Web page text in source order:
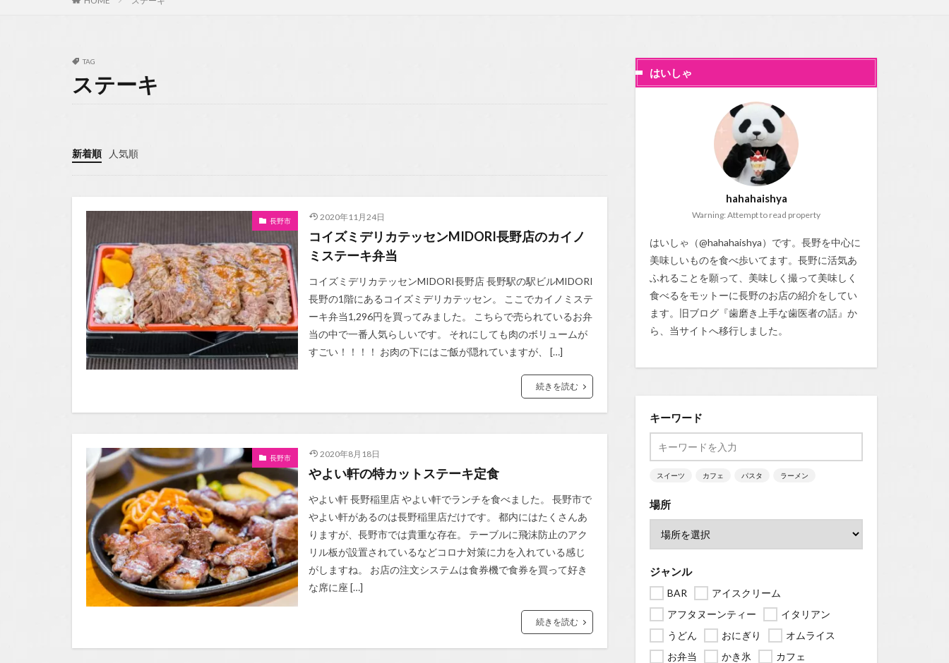
TAG
ステーキ
新着順 人気順
長野市 2020年11月24日
コイズミデリカテッセンMIDORI長野店のカイノ
ミステーキ弁当
コイズミデリカテッセンMIDORI長野店 長野駅の駅ビルMIDORI
長野の1階にあるコイズミデリカテッセン。 ここでカイノミステ
ーキ弁当1,296円を買ってみました。 こちらで売られているお弁
当の中で一番人気らしいです。 それにしても肉のボリュームが
すごい！！！！ お肉の下にはご飯が隠れていますが、 […]
続きを読む
長野市 2020年8月18日
やよい軒の特カットステーキ定食
やよい軒 長野稲里店 やよい軒でランチを食べました。 長野市で
やよい軒があるのは長野稲里店だけです。 都内にはたくさんあ
りますが、長野市では貴重な存在。 テーブルに飛沫防止のアク
リル板が設置されているなどコロナ対策に力を入れている感じ
がしますね。 お店の注文システムは食券機で食券を買って好き
な席に座 […]
続きを読む
はいしゃ
hahahaishya
Warning: Attempt to read property
はいしゃ（@hahahaishya）です。長野を中心に
美味しいものを食べ歩いてます。長野に活気あ
ふれることを願って、美味しく撮って美味しく
食べるをモットーに長野のお店の紹介をしてい
ます。旧ブログ『歯磨き上手な歯医者の話』か
ら、当サイトへ移行しました。
キーワード
スイーツ カフェ パスタ ラーメン
場所
ジャンル
BAR
アイスクリーム
アフタヌーンティー
イタリアン
うどん
おにぎり
オムライス
お弁当
かき氷
カフェ